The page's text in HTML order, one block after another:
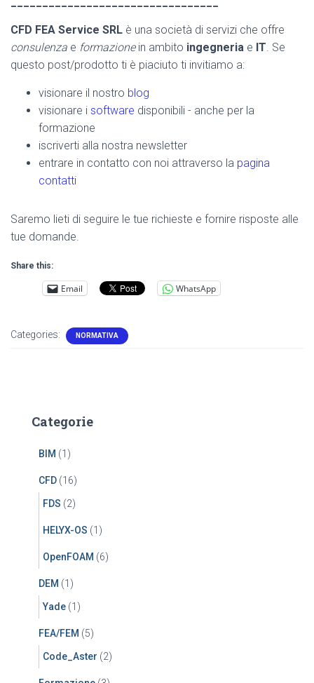
CFD FEA Service SRL è una società di servizi che offre
consulenza e formazionein ambito ingegneria e IT. Se
questo post/prodotto ti è piaciuto ti invitiamo a:
visionare il nostro blog
visionare i software disponibili - anche per la
formazione
iscriverti alla nostra newsletter
entrare in contatto con noi attraverso la pagina
contatti
Saremo lieti di seguire le tue richieste e fornire risposte alle
tue domande.
Share this:
Email WhatsApp
Categories: NORMATIVA
Categorie
BIM (1)
CFD (16)
FDS (2)
HELYX-OS (1)
OpenFOAM (6)
DEM (1)
Yade (1)
FEA/FEM (5)
Code_Aster (2)